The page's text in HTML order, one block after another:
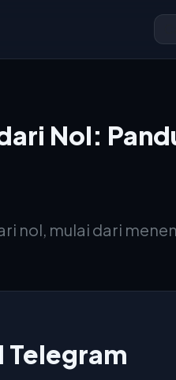
Nol:
nol, mulai dari
Telegram